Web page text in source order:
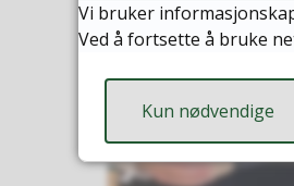
Vi bruker
Ved å fortsette å bruke
Kun nødvendige